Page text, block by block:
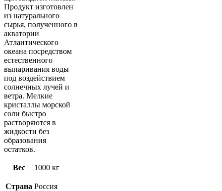
Продукт изготовлен
из натурального
сырья, полученного в
акватории
Атлантического
океана посредством
естественного
выпаривания воды
под воздействием
солнечных лучей и
ветра. Мелкие
кристаллы морской
соли быстро
растворяются в
жидкости без
образования
остатков.
Вес 1000 кг
Страна Россия